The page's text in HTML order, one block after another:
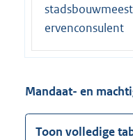
ervenconsulent
Mandaat- en
Toon volledige